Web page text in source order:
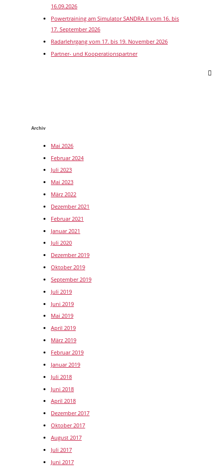
16.09.2026
Powertraining am Simulator SANDRA II vom 16. bis
17. September 2026
Radarlehrgang vom 17. bis 19. November 2026
Partner- und Kooperationspartner
Archiv
Mai 2026
Februar 2024
Juli 2023
Mai 2023
März 2022
Dezember 2021
Februar 2021
Januar 2021
Juli 2020
Dezember 2019
Oktober 2019
September 2019
Juli 2019
Juni 2019
Mai 2019
April 2019
März 2019
Februar 2019
Januar 2019
Juli 2018
Juni 2018
April 2018
Dezember 2017
Oktober 2017
August 2017
Juli 2017
Juni 2017